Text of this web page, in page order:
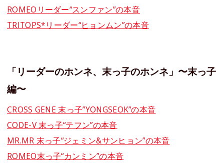
ROMEOリーダー“スンファン”の本音
TRITOPS*リーダー“ヒョンムン”の本音
「リーダーのホンネ、末っ子のホンネ」〜末っ子
編〜
CROSS GENE 末っ子”YONGSEOK”の本音
CODE-V 末っ子“テフン”の本音
MR.MR 末っ子“ジェミン&サンヒョン”の本音
ROMEO末っ子“カンミン”の本音